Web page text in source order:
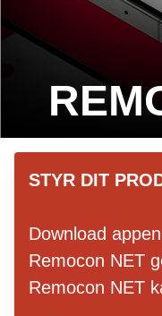
STYR DIT
Download
Remocon NET
Remocon NET